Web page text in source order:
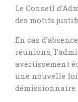
Le Conseil
des motifs
En cas
réunions,
avertissement
une nouvelle
démissionnaire.